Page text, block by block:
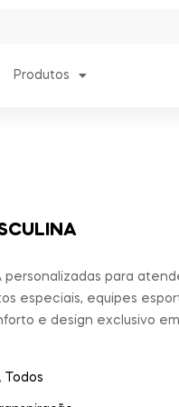
Produtos
personalizadas para
especiais, equipes
e design exclusivo
, Todos